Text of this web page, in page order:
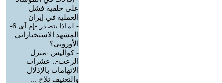
على خلفية فشل
العملية في إيران
-
لماذا يتصدر -إم آي 6-
المشهد الاستخباراتي
الأوروبي؟
-كواليس -منزل
الرعب-.. عشرات
الاتهامات بالإذلال
والتعنيف تلاح ...